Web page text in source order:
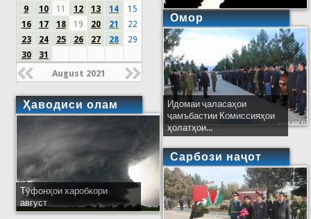
9
10 11 12 13 14
15
16
17 18 19 20 21
22
23
24 25 26 27 28
29
30
31
August 2021
Ҳаводиси олам
Тӯфонҳои харобкори
август
Омор
Идомаи ҷаласаҳои
ҷамъбастии Комиссияҳои
ҳолатҳои...
Сарбози наҷот